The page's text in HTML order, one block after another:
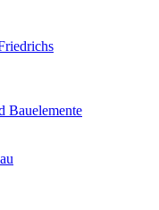
Bauelemente